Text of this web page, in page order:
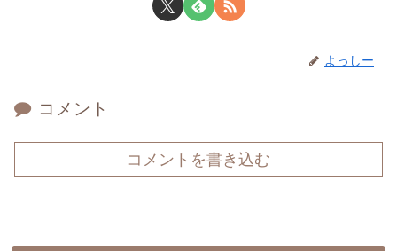
よっしー
コメント
コメントを書き込む